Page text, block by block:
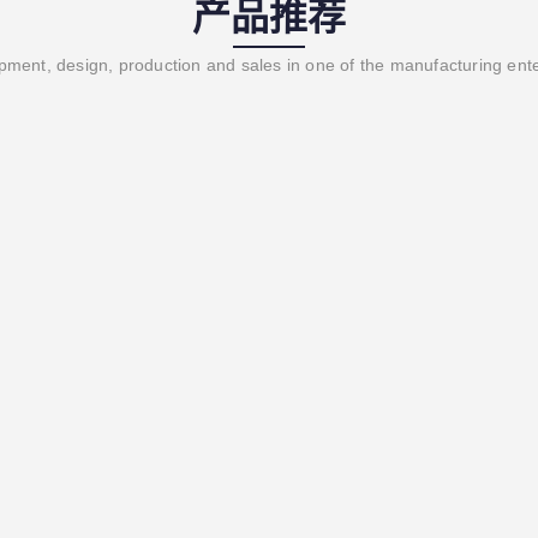
产品推荐
design, production and sales in one of the manufacturing